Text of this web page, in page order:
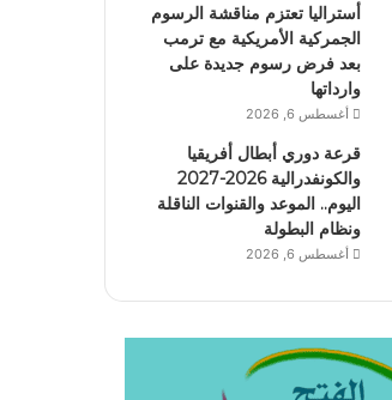
أستراليا تعتزم مناقشة الرسوم
الجمركية الأمريكية مع ترمب
بعد فرض رسوم جديدة على
وارداتها
أغسطس 6, 2026
قرعة دوري أبطال أفريقيا
والكونفدرالية 2026-2027
اليوم.. الموعد والقنوات الناقلة
ونظام البطولة
أغسطس 6, 2026